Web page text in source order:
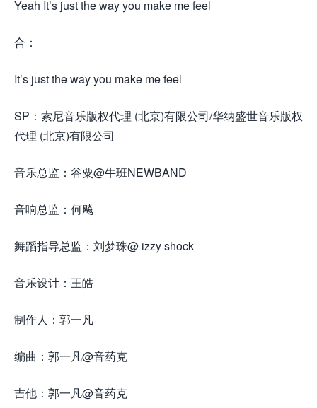
Yeah It’s just the way you make me feel
合：
It’s just the way you make me feel
SP：索尼音乐版权代理 (北京)有限公司/华纳盛世音乐版权
代理 (北京)有限公司
音乐总监：谷粟@牛班NEWBAND
音响总监：何飚
舞蹈指导总监：刘梦珠@ izzy shock
音乐设计：王皓
制作人：郭一凡
编曲：郭一凡@音药克
吉他：郭一凡@音药克